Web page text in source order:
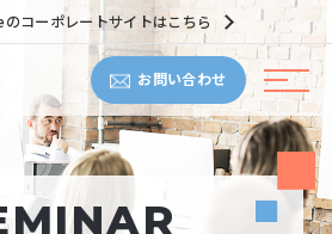
コーポレートサイトはこちら
お問い合わせ